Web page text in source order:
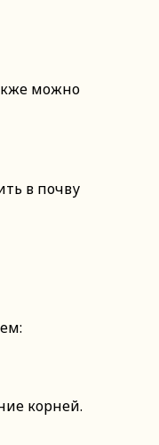
можно
в почву
корней.